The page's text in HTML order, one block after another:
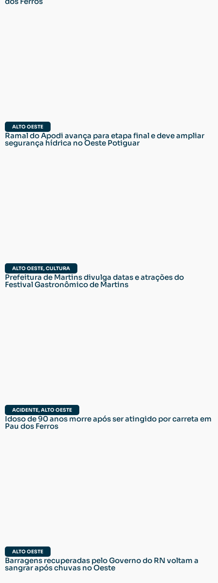
ALTO OESTE
Ramal do Apodi avança para etapa final e deve ampliar
segurança hídrica no Oeste Potiguar
ALTO OESTE,CULTURA
Prefeitura de Martins divulga datas e atrações do
Festival Gastronômico de Martins
ACIDENTE,ALTO OESTE
Idoso de 90 anos morre após ser atingido por carreta em
Pau dos Ferros
ALTO OESTE
Barragens recuperadas pelo Governo do RN voltam a
sangrar após chuvas no Oeste